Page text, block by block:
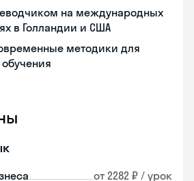
на международных
в Голландии и США
методики для
от 2282 ₽ / урок